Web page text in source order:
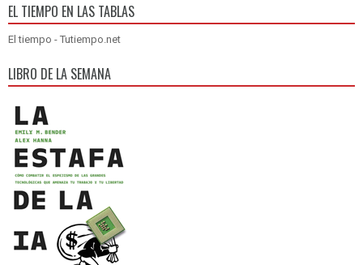
EL TIEMPO EN LAS TABLAS
El tiempo - Tutiempo.net
LIBRO DE LA SEMANA